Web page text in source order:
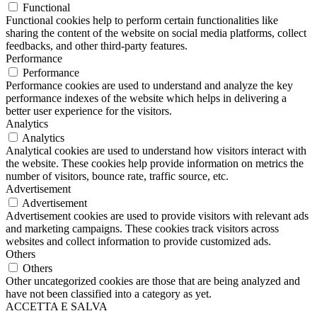
Functional
Functional cookies help to perform certain functionalities like
sharing the content of the website on social media platforms, collect
feedbacks, and other third-party features.
Performance
Performance
Performance cookies are used to understand and analyze the key
performance indexes of the website which helps in delivering a
better user experience for the visitors.
Analytics
Analytics
Analytical cookies are used to understand how visitors interact with
the website. These cookies help provide information on metrics the
number of visitors, bounce rate, traffic source, etc.
Advertisement
Advertisement
Advertisement cookies are used to provide visitors with relevant ads
and marketing campaigns. These cookies track visitors across
websites and collect information to provide customized ads.
Others
Others
Other uncategorized cookies are those that are being analyzed and
have not been classified into a category as yet.
ACCETTA E SALVA